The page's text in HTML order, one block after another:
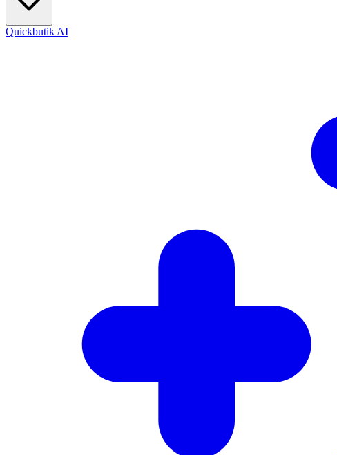
Quickbutik AI